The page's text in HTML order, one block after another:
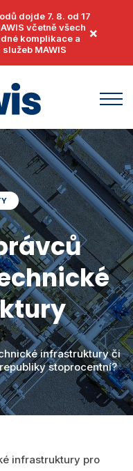
dojde 7. 8. od 17
včetně všech
komplikace a
MAWIS
×
infrastruktury či
stoprocentní?
infrastruktury pro